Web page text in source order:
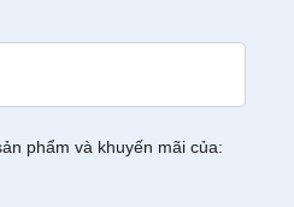
phẩm và khuyến mãi của: